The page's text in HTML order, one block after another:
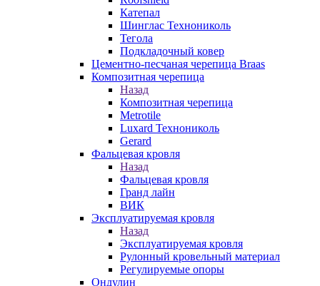
Катепал
Шинглас Технониколь
Тегола
Подкладочный ковер
Цементно-песчаная черепица Braas
Композитная черепица
Назад
Композитная черепица
Metrotile
Luxard Технониколь
Gerard
Фальцевая кровля
Назад
Фальцевая кровля
Гранд лайн
ВИК
Эксплуатируемая кровля
Назад
Эксплуатируемая кровля
Рулонный кровельный материал
Регулируемые опоры
Ондулин